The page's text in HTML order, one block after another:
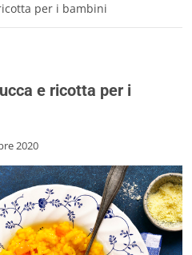
per i bambini
e ricotta per i
2020